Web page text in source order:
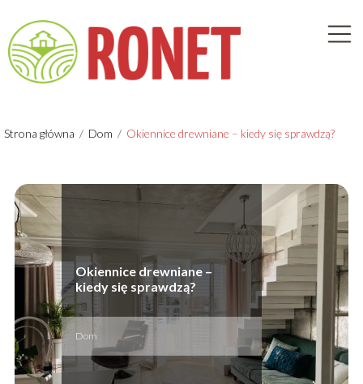
Strona główna / Dom / Okiennice drewniane – kiedy się sprawdzą?
Okiennice drewniane –
kiedy się sprawdzą?
Dom